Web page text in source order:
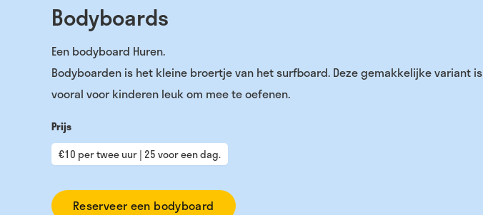
Bodyboards
Een bodyboard Huren.
Bodyboarden is het kleine broertje van het surfboard. Deze gemakkelijke variant is
vooral voor kinderen leuk om mee te oefenen.
Prijs
€10 per twee uur | 25 voor een dag.
Reserveer een bodyboard